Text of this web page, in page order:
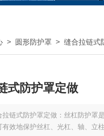
> 圆形防护罩 > 缝合拉链式
式防护罩定做
拉链式防护罩定做：丝杠防护罩
有效地保护丝杠、光杠、轴、立